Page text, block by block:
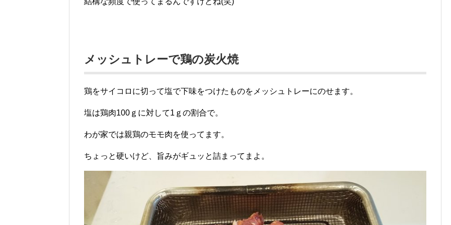
メッシュトレーで鶏の炭火焼
鶏をサイコロに切って塩で下味をつけたものをメッシュトレーにのせます。
塩は鶏肉100ｇに対して1ｇの割合で。
わが家では親鶏のモモ肉を使ってます。
ちょっと硬いけど、旨みがギュッと詰まってまよ。